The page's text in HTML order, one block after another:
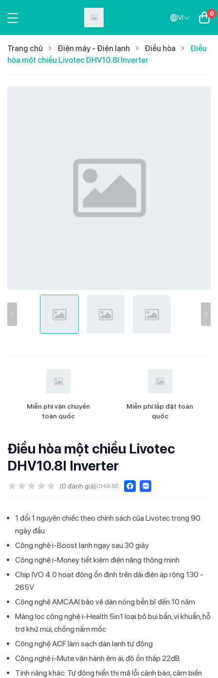
VI 0
Trang chủ Điện máy - Điện lạnh Điều hòa
Điều
hòa một chiều Livotec DHV10.8I Inverter
Miễn phí vận chuyển
toàn quốc
Miễn phí lắp đặt toàn
quốc
Điều hòa một chiều Livotec
DHV10.8I Inverter
(0 đánh giá)CHIA SẺ:
1 đổi 1 nguyên chiếc theo chính sách của Livotec trong 90
ngày đầu
Công nghệ i-Boost lạnh ngay sau 30 giây
Công nghệ i-Money tiết kiệm điện năng thông minh
Chip IVO 4.0 hoạt động ổn định trên dải điện áp rộng 130 -
265V
Công nghệ AMCAAI bảo vệ dàn nóng bền bỉ đến 10 năm
Màng lọc công nghệ i-Health 5in1 loại bỏ bụi bẩn, vi khuẩn, hỗ
trợ khử mùi, chống nấm mốc
Công nghệ ACF làm sạch dàn lạnh tự động
Công nghệ i-Mute vận hành êm ái, độ ồn thấp 22dB
Tính năng khác: Tự động hiển thị mã lỗi cảnh báo, cảm biến